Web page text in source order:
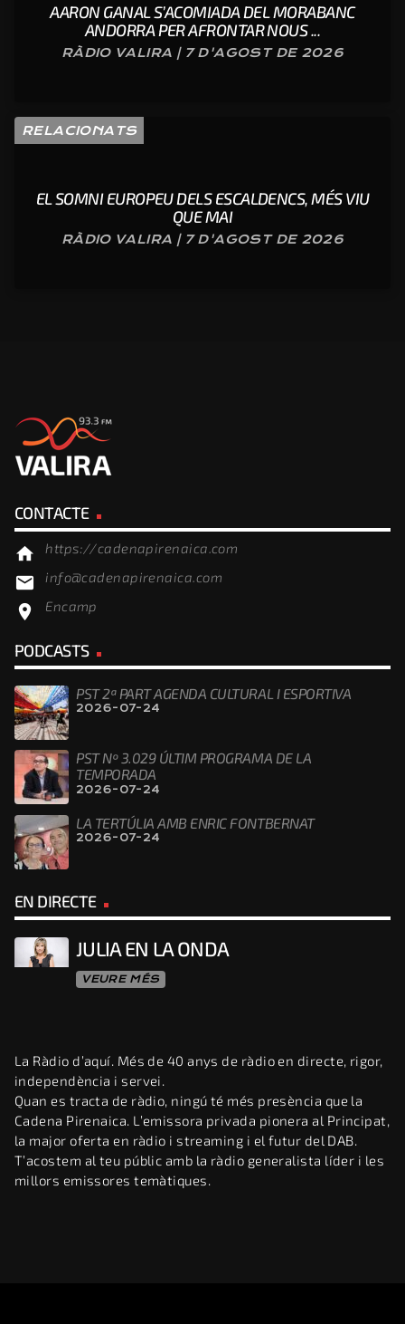
AARON GANAL S’ACOMIADA DEL MORABANC
ANDORRA PER AFRONTAR NOUS ...
RÀDIO VALIRA | 7 D'AGOST DE 2026
RELACIONATS
EL SOMNI EUROPEU DELS ESCALDENCS, MÉS VIU
QUE MAI
RÀDIO VALIRA | 7 D'AGOST DE 2026
CONTACTE
home https://cadenapirenaica.com
email info@cadenapirenaica.com
location_on Encamp
PODCASTS
PST 2ª PART AGENDA CULTURAL I ESPORTIVA
2026-07-24
PST Nº 3.029 ÚLTIM PROGRAMA DE LA
TEMPORADA
2026-07-24
LA TERTÚLIA AMB ENRIC FONTBERNAT
2026-07-24
EN DIRECTE
JULIA EN LA ONDA
VEURE MÉS
La Ràdio d’aquí. Més de 40 anys de ràdio en directe, rigor,
independència i servei.
Quan es tracta de ràdio, ningú té més presència que la
Cadena Pirenaica. L’emissora privada pionera al Principat,
la major oferta en ràdio i streaming i el futur del DAB.
T’acostem al teu públic amb la ràdio generalista líder i les
millors emissores temàtiques.